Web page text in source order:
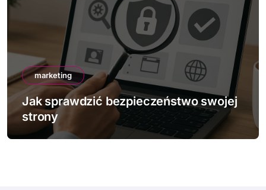
marketing
Jak sprawdzić bezpieczeństwo swojej
strony